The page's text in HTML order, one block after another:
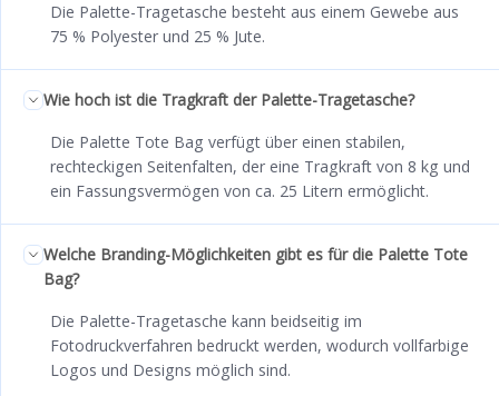
Die Palette-Tragetasche besteht aus einem Gewebe aus
75 % Polyester und 25 % Jute.
Wie hoch ist die Tragkraft der Palette-Tragetasche?
Die Palette Tote Bag verfügt über einen stabilen,
rechteckigen Seitenfalten, der eine Tragkraft von 8 kg und
ein Fassungsvermögen von ca. 25 Litern ermöglicht.
Welche Branding-Möglichkeiten gibt es für die Palette Tote
Bag?
Die Palette-Tragetasche kann beidseitig im
Fotodruckverfahren bedruckt werden, wodurch vollfarbige
Logos und Designs möglich sind.